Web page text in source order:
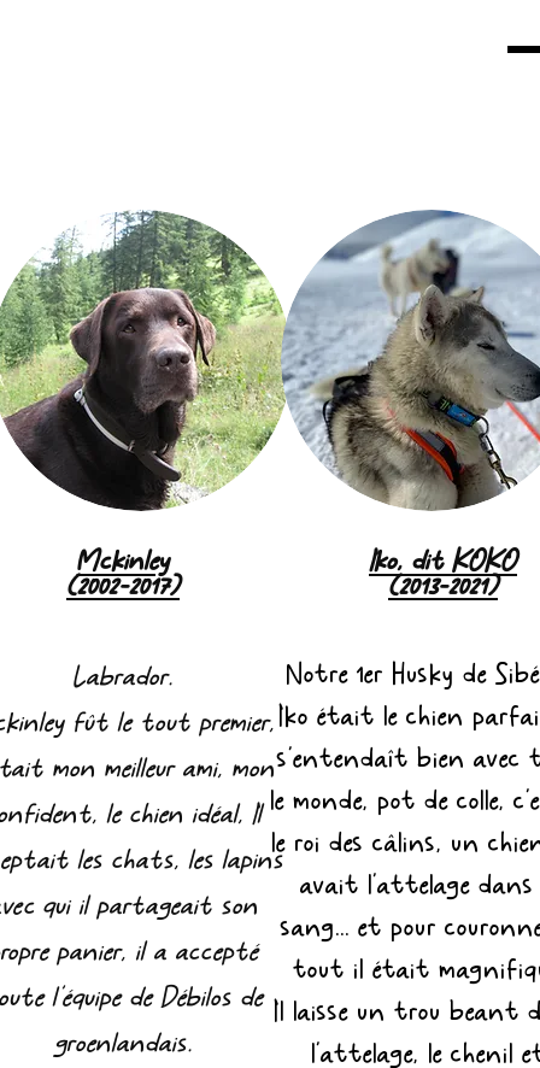
Mckinley
(2002-2017)
Labrador.
fût le tout premier,
mon meilleur ami, mon
le chien idéal, Il
les chats, les lapins
qui il partageait son
panier, il a accepté
l'équipe de Débilos de
groenlandais.
Iko, dit KOKO
(2013-2021)
Notre 1er Husky de
Iko était le chien
s'entendaît bien avec
le monde, pot de colle,
le roi descâlins, un
avait l'attelage dans
sang... et pour
tout il était
Il laisse un trou beant
l'attelage, le chenil